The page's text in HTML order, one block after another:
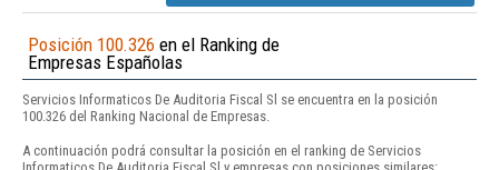
Posición 100.326 en el Ranking de
Empresas Españolas
Servicios Informaticos De Auditoria Fiscal Sl se encuentra en la posición
100.326 del Ranking Nacional de Empresas.
A continuación podrá consultar la posición en el ranking de Servicios